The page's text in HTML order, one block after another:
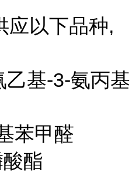
应以下品种,
基-3-氨丙基
苯甲醛
酯